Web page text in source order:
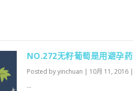
量
。
NO.272无籽葡萄是用避孕
Posted byyinchuan | 10月 11, 2016|
...